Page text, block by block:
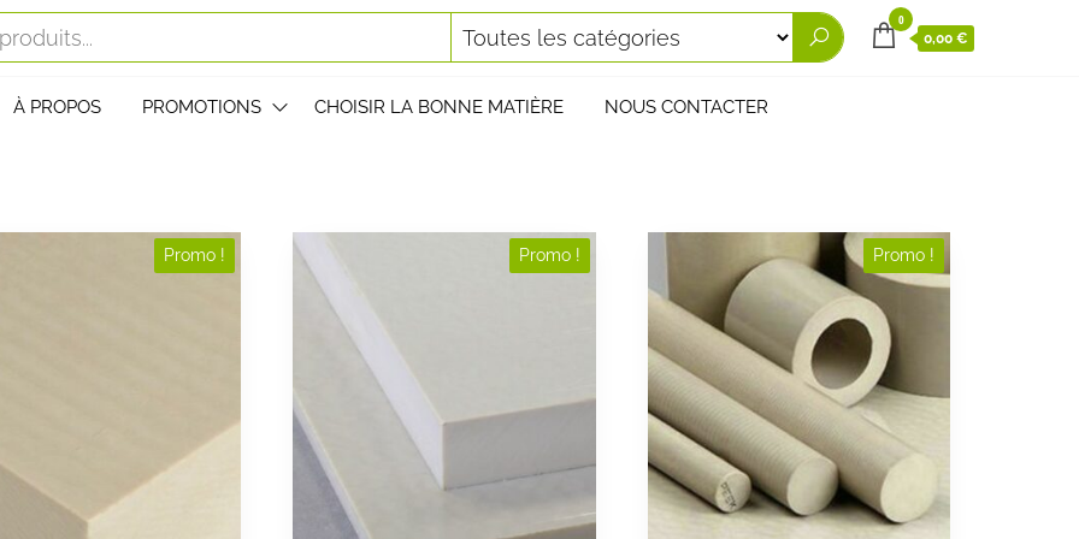
0
0,00 €
À PROPOS PROMOTIONS CHOISIR LA BONNE MATIÈRE NOUS CONTACTER
Promo ! Promo ! Promo !